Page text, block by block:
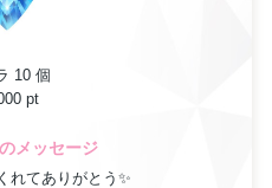
10 個
pt
メッセージ
れてありがとう✨